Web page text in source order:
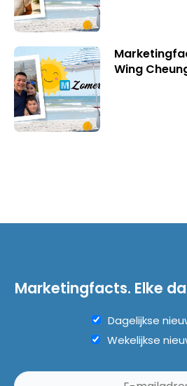
Wing
Marketingfacts. Elke
Dagelijkse
Wekelijkse